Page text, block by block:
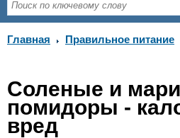
Главная Правильное питание
Соленые и
помидоры -
вред